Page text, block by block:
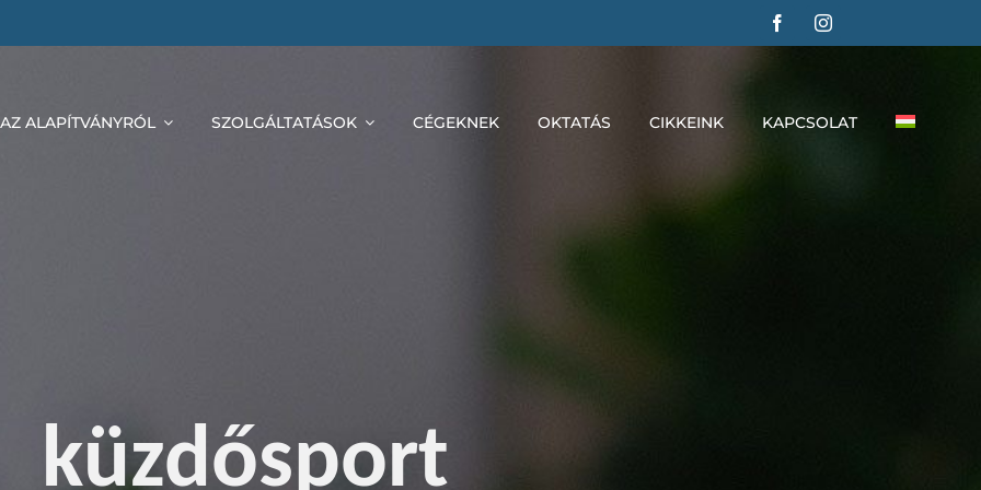
AZ ALAPÍTVÁNYRÓL SZOLGÁLTATÁSOK CÉGEKNEK OKTATÁS CIKKEINK KAPCSOLAT
küzdősport